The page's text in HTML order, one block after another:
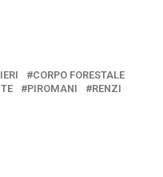
CORPO FORESTALE
PIROMANI
RENZI